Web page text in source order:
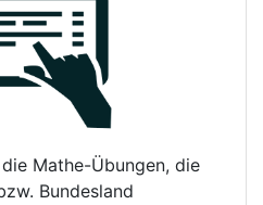
Mathe-Übungen, die
Bundesland